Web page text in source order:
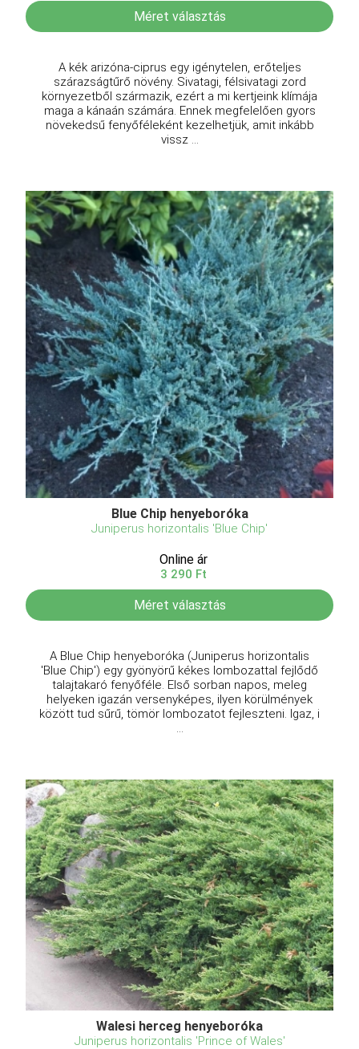
Méret választás
A kék arizóna-ciprus egy igénytelen, erőteljes
szárazságtűrő növény. Sivatagi, félsivatagi zord
környezetből származik, ezért a mi kertjeink klímája
maga a kánaán számára. Ennek megfelelően gyors
növekedsű fenyőféleként kezelhetjük, amit inkább
vissz ...
Blue Chip henyeboróka
Juniperus horizontalis 'Blue Chip'
Online ár
3 290 Ft
Méret választás
A Blue Chip henyeboróka (Juniperus horizontalis
'Blue Chip') egy gyönyörű kékes lombozattal fejlődő
talajtakaró fenyőféle. Első sorban napos, meleg
helyeken igazán versenyképes, ilyen körülmények
között tud sűrű, tömör lombozatot fejleszteni. Igaz, i
...
Walesi herceg henyeboróka
Juniperus horizontalis 'Prince of Wales'